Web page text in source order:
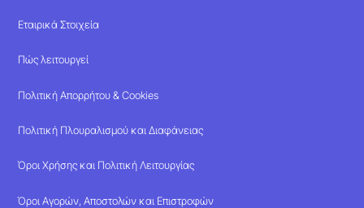
Εταιρικά Στοιχεία
Πώς λειτουργεί
Πολιτική Απορρήτου & Cookies
Πολιτική Πλουραλισμού και Διαφάνειας
Όροι Χρήσης και Πολιτική Λειτουργίας
Όροι Αγορών, Αποστολών και Επιστροφών